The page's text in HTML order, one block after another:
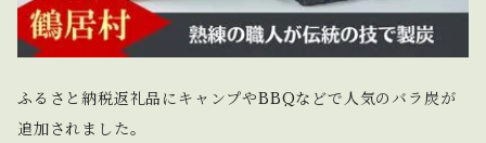
ふるさと納税返礼品にキャンプやBBQなどで人気のバラ炭が
追加されました。